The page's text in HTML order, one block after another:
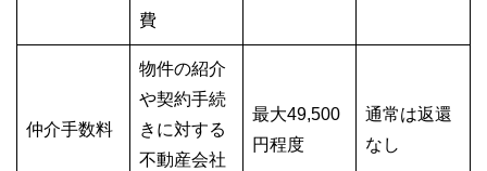
費
仲介手数料
物件の紹介
や契約手続
きに対する
不動産会社
最大49,500
円程度
通常は返還
なし